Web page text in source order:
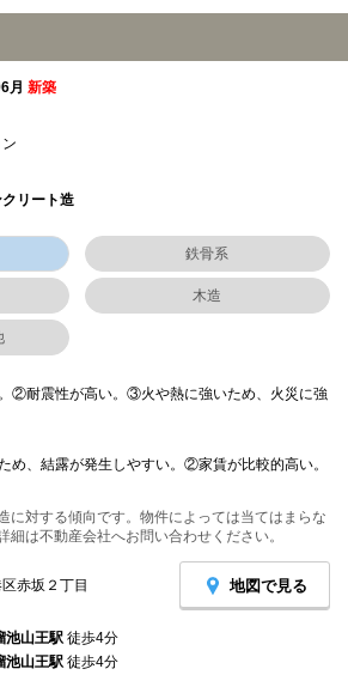
月 新築
リート造
鉄骨系
木造
②耐震性が高い。③火や熱に強いため、火災に強
め、結露が発生しやすい。②家賃が比較的高い。
に対する傾向です。物件によっては当てはまらな
細は不動産会社へお問い合わせください。
赤坂２丁目 地図で見る
池山王駅 徒歩4分
池山王駅 徒歩4分